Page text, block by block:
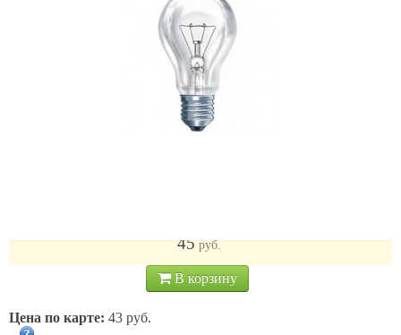
45 руб.
В корзину
Цена по карте: 43 руб.